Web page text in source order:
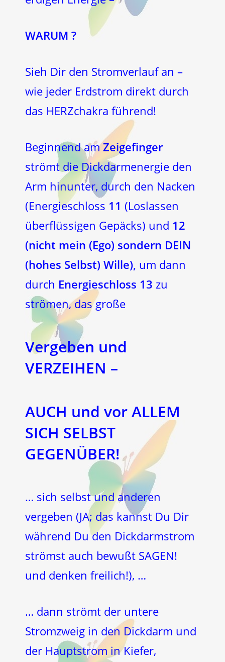
WARUM ?
Sieh Dir den Stromverlauf an –
wie jeder Erdstrom direkt durch
das HERZchakra führend!
Beginnend amZeigefinger
strömt die Dickdarmenergie den
Arm hinunter, durch den Nacken
(Energieschloss 11 (Loslassen
überflüssigen Gepäcks) und 12
(nicht mein (Ego) sondern DEIN
(hohes Selbst) Wille), um dann
durch Energieschloss 13 zu
strömen, das große
Vergeben und
VERZEIHEN –
AUCH und vor ALLEM
SICH SELBST
GEGENÜBER!
… sich selbst und anderen
vergeben (JA; das kannst Du Dir
während Du den Dickdarmstrom
strömst auch bewußt SAGEN!
und denken freilich!), …
… dann strömt der untere
Stromzweig in den Dickdarm und
der Hauptstrom in Kiefer,